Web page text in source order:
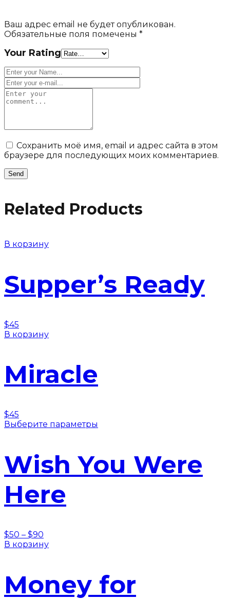
Ваш адрес email не будет опубликован.
Обязательные поля помечены *
Your Rating
Сохранить моё имя, email и адрес сайта в этом
браузере для последующих моих комментариев.
Related Products
В корзину
Supper’s Ready
$45
В корзину
Miracle
$45
Выберите параметры
Wish You Were
Here
$50 – $90
В корзину
Money for